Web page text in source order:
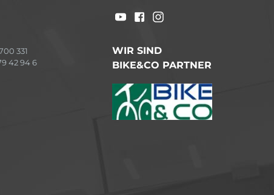
331
42 94 6
WIR SIND
BIKE&CO PARTNER